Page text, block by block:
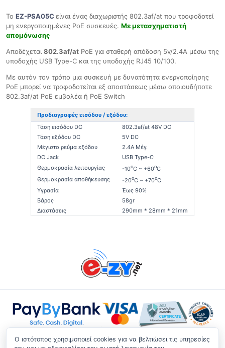
Το EZ-PSA05C είναι ένας διαχωριστής 802.3af/at που τροφοδοτεί
μη ενεργοποιημένες PoE συσκευές. Με μετασχηματιστή
απομόνωσης
Αποδέχεται 802.3af/at PoE για σταθερή απόδοση 5v/2.4A μέσω της
υποδοχής USB Type-C και της υποδοχής RJ45 10/100.
Με αυτόν τον τρόπο μια συσκευή με δυνατότητα ενεργοποίησης
PoE μπορεί να τροφοδοτείται εξ αποστάσεως μέσω οποιουδήποτε
802.3af/at PoE εμβολέα ή PoE Switch
Προδιαγραφές εισόδου / εξόδου:
Τάση εισόδου DC
802.3af/at 48V DC
Τάση εξόδου DC
5V DC
Μέγιστο ρεύμα εξόδου
2.4Α Μέγ.
DC Jack
USB Type-C
Θερμοκρασία λειτουργίας
-10oC ~ +60oC
Θερμοκρασία αποθήκευσης
-20oC ~ +70oC
Υγρασία
Έως 90%
Βάρος
58gr
Διαστάσεις
290mm * 28mm * 21mm
O ιστότοπος χρησιμοποιεί cookies για να βελτιώσει τις υπηρεσίες